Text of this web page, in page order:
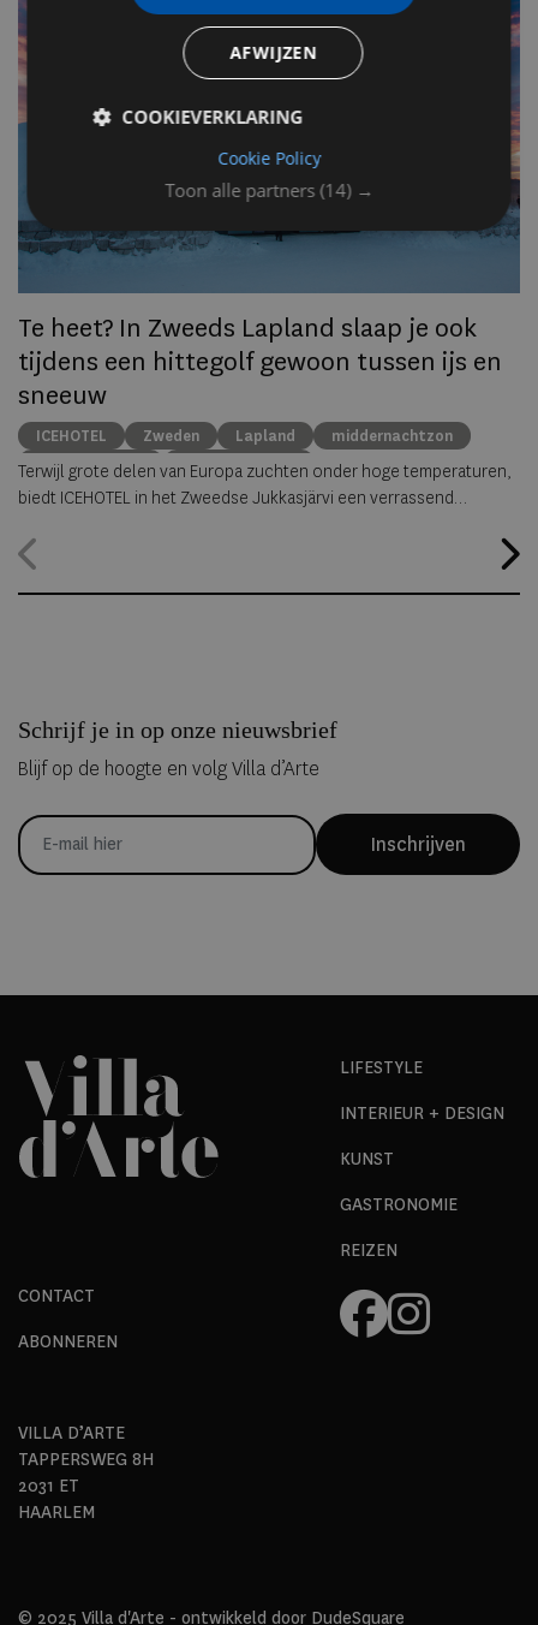
Te heet? In Zweeds Lapland slaap je ook
tijdens een hittegolf gewoon tussen ijs en
sneeuw
ICEHOTEL Zweden Lapland
middernachtzon
summer travel
Arctische reizen
Terwijl grote delen van Europa zuchten onder hoge temperaturen,
biedt ICEHOTEL in het Zweedse Jukkasjärvi een verrassend
hele jaar geopend, waardoor gasten zelfs midden in de zomer
Schrijf je in op onze nieuwsbrief
Blijf op de hoogte en volg Villa d’Arte
Inschrijven
LIFESTYLE
INTERIEUR + DESIGN
KUNST
GASTRONOMIE
REIZEN
CONTACT
ABONNEREN
VILLA D’ARTE
TAPPERSWEG 8H
2031 ET
HAARLEM
© 2025 Villa d'Arte - ontwikkeld door DudeSquare
Toon alle partners (14) →
AFWIJZEN
COOKIEVERKLARING
Cookie Policy